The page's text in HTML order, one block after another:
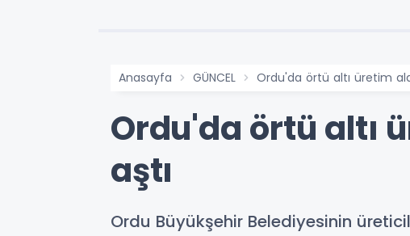
Anasayfa GÜNCEL Ordu'da örtü altı üretim
Ordu'da örtü altı
aştı
Ordu Büyükşehir Belediyesinin